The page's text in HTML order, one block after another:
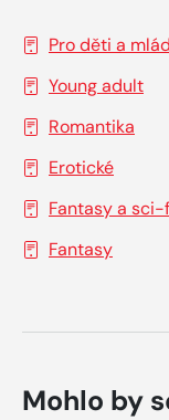
Pro děti a
Young adult
Romantika
Erotické
Fantasy a sci-
Fantasy
Mohlo by